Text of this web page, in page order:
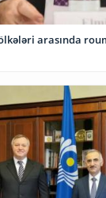
ölkələri arasında